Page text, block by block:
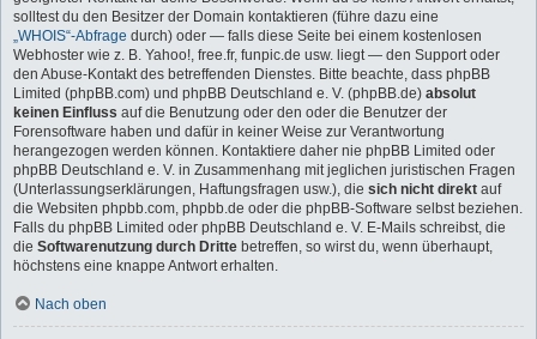
solltest du den Besitzer der Domain kontaktieren (führe dazu eine
„WHOIS“-Abfrage durch) oder — falls diese Seite bei einem kostenlosen
Webhoster wie z. B. Yahoo!, free.fr, funpic.de usw. liegt — den Support oder
den Abuse-Kontakt des betreffenden Dienstes. Bitte beachte, dass phpBB
Limited (phpBB.com) und phpBB Deutschland e. V. (phpBB.de) absolut
keinen Einfluss auf die Benutzung oder den oder die Benutzer der
Forensoftware haben und dafür in keiner Weise zur Verantwortung
herangezogen werden können. Kontaktiere daher nie phpBB Limited oder
phpBB Deutschland e. V. in Zusammenhang mit jeglichen juristischen Fragen
(Unterlassungserklärungen, Haftungsfragen usw.), die sich nicht direkt auf
die Websiten phpbb.com, phpbb.de oder die phpBB-Software selbst beziehen.
Falls du phpBB Limited oder phpBB Deutschland e. V. E-Mails schreibst, die
die Softwarenutzung durch Dritte betreffen, so wirst du, wenn überhaupt,
höchstens eine knappe Antwort erhalten.
Nach oben